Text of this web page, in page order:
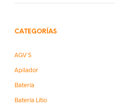
CATEGORÍAS
AGV´s
Apilador
Batería
Batería Litio